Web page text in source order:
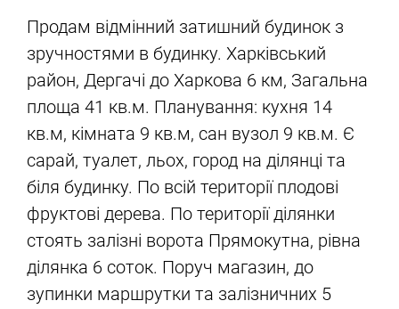
Продам відмінний затишний будинок з
зручностями в будинку. Харківський
район, Дергачі до Харкова 6 км, Загальна
площа 41 кв.м. Планування: кухня 14
кв.м, кімната 9 кв.м, сан вузол 9 кв.м. Є
сарай, туалет, льох, город на ділянці та
біля будинку. По всій території плодові
фруктові дерева. По території ділянки
стоять залізні ворота Прямокутна, рівна
ділянка 6 соток. Поруч магазин, до
зупинки маршрутки та залізничних 5